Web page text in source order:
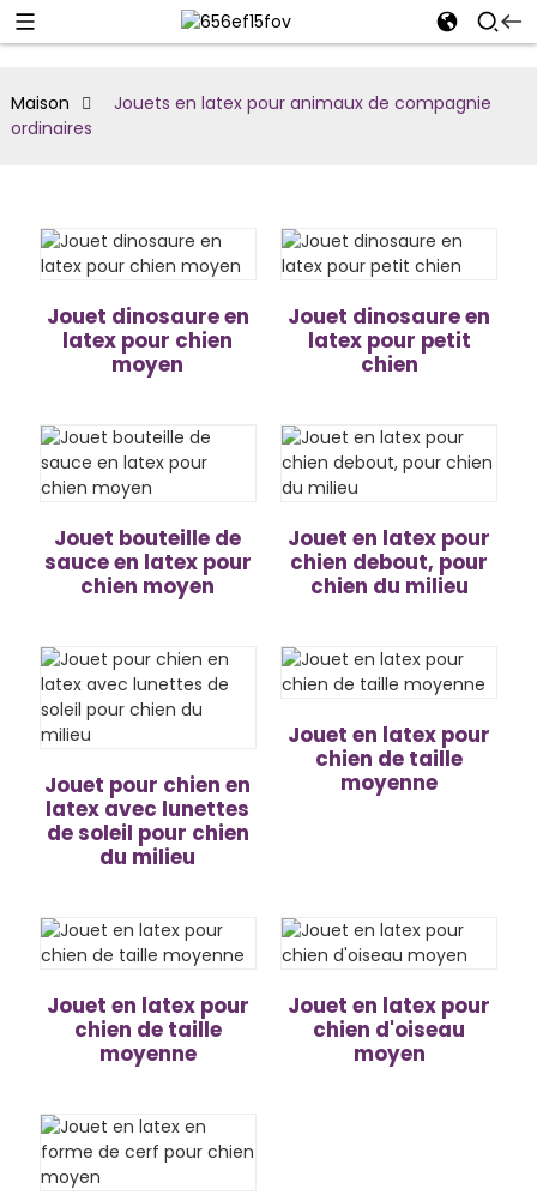
Maison
Jouets en latex pour animaux de compagnie
ordinaires
Jouet dinosaure en
latex pour chien
moyen
Jouet dinosaure en
latex pour petit
chien
Jouet bouteille de
sauce en latex pour
chien moyen
Jouet en latex pour
chien debout, pour
chien du milieu
Jouet pour chien en
latex avec lunettes
de soleil pour chien
du milieu
Jouet en latex pour
chien de taille
moyenne
Jouet en latex pour
chien de taille
moyenne
Jouet en latex pour
chien d'oiseau
moyen